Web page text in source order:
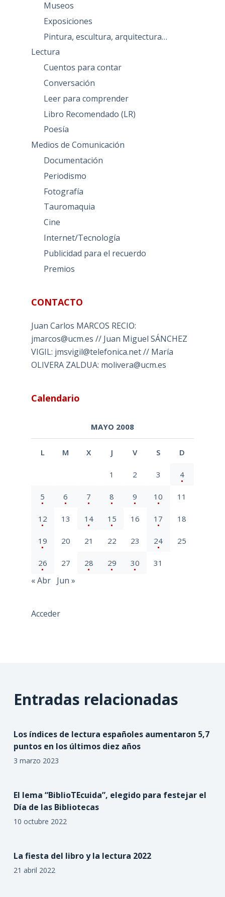
Museos
Exposiciones
Pintura, escultura, arquitectura…
Lectura
Cuentos para contar
Conversación
Leer para comprender
Libro Recomendado (LR)
Poesía
Medios de Comunicación
Documentación
Periodismo
Fotografía
Tauromaquia
Cine
Internet/Tecnología
Publicidad para el recuerdo
Premios
CONTACTO
Juan Carlos MARCOS RECIO:
jmarcos@ucm.es // Juan Miguel SÁNCHEZ
VIGIL: jmsvigil@telefonica.net // María
OLIVERA ZALDUA: molivera@ucm.es
Calendario
MAYO 2008
L M X J V S D
1 2 3 4
5 6 7 8 9 10 11
12 13 14 15 16 17 18
19 20 21 22 23 24 25
26 27 28 29 30 31
« Abr Jun »
Acceder
Entradas relacionadas
Los índices de lectura españoles aumentaron 5,7
puntos en los últimos diez años
3 marzo 2023
El lema “BiblioTEcuida”, elegido para festejar el
Día de las Bibliotecas
10 octubre 2022
La fiesta del libro y la lectura 2022
21 abril 2022